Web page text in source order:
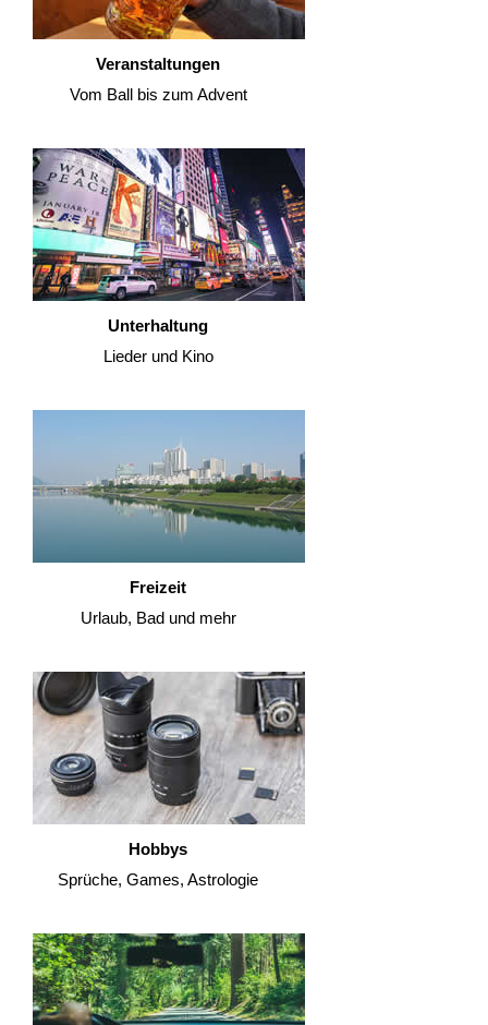
Veranstaltungen
Vom Ball bis zum Advent
Unterhaltung
Lieder und Kino
Freizeit
Urlaub, Bad und mehr
Hobbys
Sprüche, Games, Astrologie